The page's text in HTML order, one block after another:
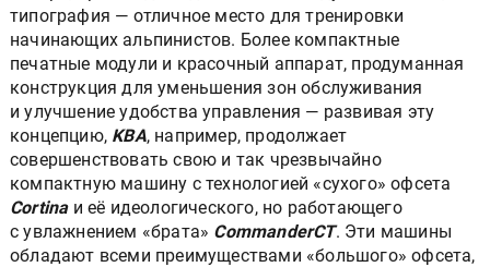
типография — отличное место для тренировки
начинающих альпинистов. Более компактные
печатные модули и красочный аппарат, продуманная
конструкция для уменьшения зон обслуживания
и улучшение удобства управления — развивая эту
концепцию, KBA, например, продолжает
совершенствовать свою и так чрезвычайно
компактную машину с технологией «сухого» офсета
Cortinaи её идеологического, но работающего
с увлажнением «брата» CommanderCT. Эти машины
обладают всеми преимуществами «большого» офсета,